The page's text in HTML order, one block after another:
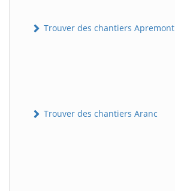
Trouver des chantiers Apremont
Trouver des chantiers Aranc